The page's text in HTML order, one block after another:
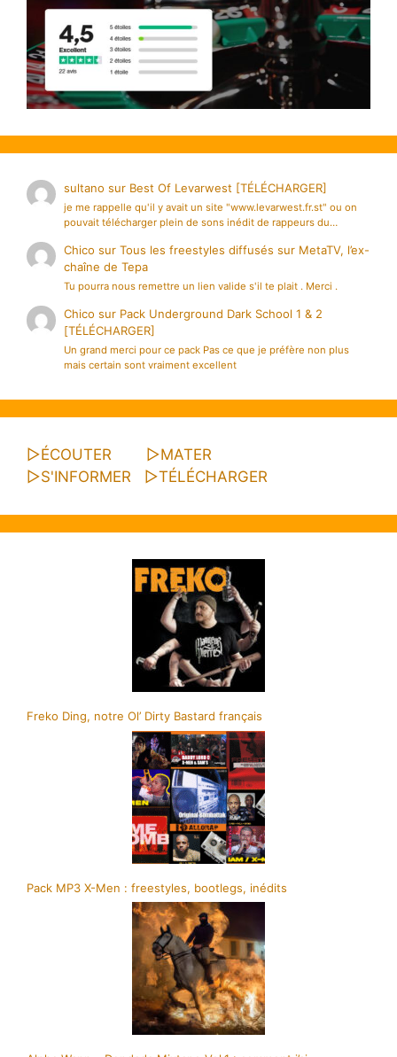
sultano sur Best Of Levarwest [TÉLÉCHARGER]
je me rappelle qu'il y avait un site "www.levarwest.fr.st" ou on
pouvait télécharger plein de sons inédit de rappeurs du…
Chico surTous les freestyles diffusés sur MetaTV, l’ex-
chaîne de Tepa
Tu pourra nous remettre un lien valide s'il te plait . Merci .
Chico sur Pack Underground Dark School 1 & 2
[TÉLÉCHARGER]
Un grand merci pour ce pack Pas ce que je préfère non plus
mais certain sont vraiment excellent
▷ÉCOUTER ▷MATER
▷S'INFORMER ▷TÉLÉCHARGER
Freko Ding, notre Ol’ Dirty Bastard français
Pack MP3 X-Men : freestyles, bootlegs, inédits